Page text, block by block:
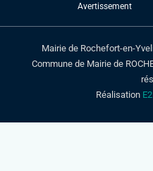
Avertissement
Mairie de Rochefort-en-
Commune de Mairie de
Réalisation